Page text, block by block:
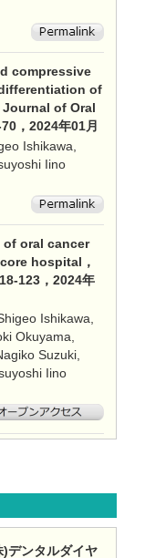
compressive
of
of Oral
，2024年01月
Ishikawa,
Iino
oral cancer
hospital，
123，2024年
Ishikawa,
Okuyama,
Suzuki,
Iino
デンタルダイヤ